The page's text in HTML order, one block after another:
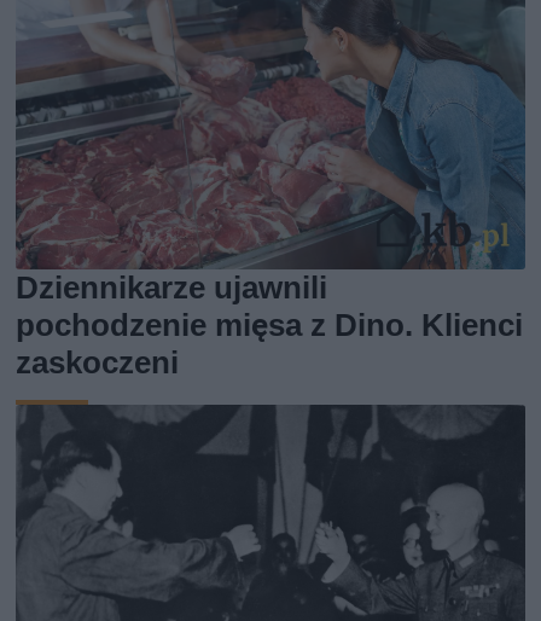
Dziennikarze ujawnili
pochodzenie mięsa z Dino. Klienci
zaskoczeni